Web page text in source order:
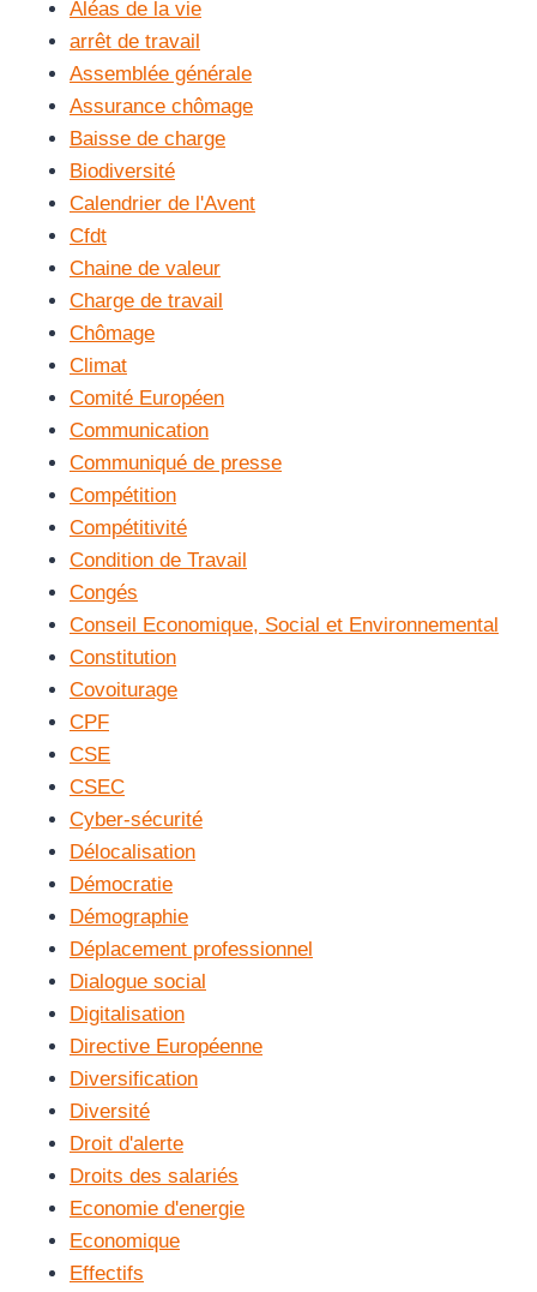
Aléas de la vie
arrêt de travail
Assemblée générale
Assurance chômage
Baisse de charge
Biodiversité
Calendrier de l'Avent
Cfdt
Chaine de valeur
Charge de travail
Chômage
Climat
Comité Européen
Communication
Communiqué de presse
Compétition
Compétitivité
Condition de Travail
Congés
Conseil Economique, Social et Environnemental
Constitution
Covoiturage
CPF
CSE
CSEC
Cyber-sécurité
Délocalisation
Démocratie
Démographie
Déplacement professionnel
Dialogue social
Digitalisation
Directive Européenne
Diversification
Diversité
Droit d'alerte
Droits des salariés
Economie d'energie
Economique
Effectifs